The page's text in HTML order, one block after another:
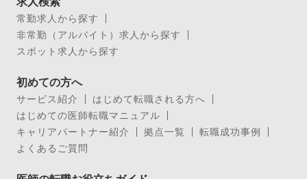
常勤求人から探す
非常勤（アルバイト）求人から探す
スポット求人から探す
初めての方へ
サービス紹介
はじめて転職される方へ
はじめての医師転職マニュアル
キャリアパートナー紹介
拠点一覧
転職成功事例
よくあるご質問